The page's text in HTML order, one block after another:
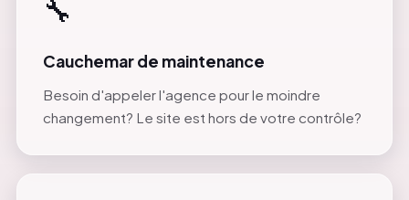
🔧
Cauchemar de maintenance
Besoin d'appeler l'agence pour le moindre
changement? Le site est hors de votre contrôle?